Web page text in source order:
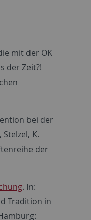
mit der OK
der Zeit?!
bei der
K.
der
. In:
Tradition in